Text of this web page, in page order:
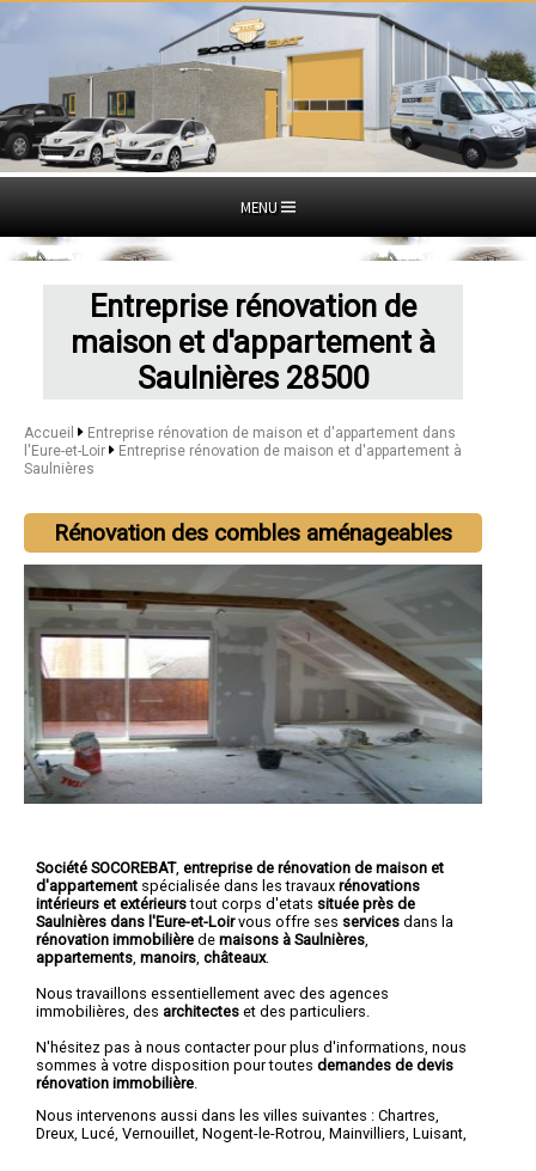
MENU
Entreprise rénovation de
maison et d'appartement à
Saulnières 28500
Accueil
Entreprise rénovation de maison et d'appartement dans
l'Eure-et-Loir
Entreprise rénovation de maison et d'appartement à
Saulnières
Rénovation des combles aménageables
Société SOCOREBAT, entreprise de rénovation de maison et
d'appartement spécialisée dans les travaux rénovations
intérieurs et extérieurstout corps d'etats située près de
Saulnières dans l'Eure-et-Loirvous offre ses services dans la
rénovation immobilière de maisons à Saulnières
appartements manoirs châteaux.
Nous travaillons essentiellement avec des agences
immobilières, des architectes et des particuliers.
N'hésitez pas à nous contacter pour plus d'informations, nous
sommes à votre disposition pour toutes demandes de devis
rénovation immobilière
Nous intervenons aussi dans les villes suivantes : Chartres,
Dreux, Lucé, Vernouillet, Nogent-le-Rotrou, Mainvilliers, Luisant,